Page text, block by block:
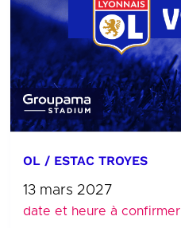
OL / ESTAC TROYES
13 mars 2027
date et heure à confirmer